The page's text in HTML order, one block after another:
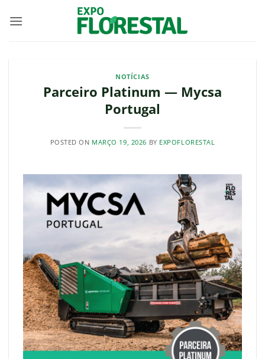
NOTÍCIAS
Parceiro Platinum — Mycsa
Portugal
POSTED ON MARÇO 19, 2026 BY EXPOFLORESTAL